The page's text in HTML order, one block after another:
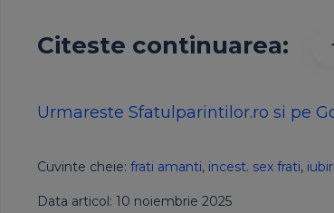
Citeste continuarea:
Urmareste Sfatulparintilor.ro si pe
Cuvinte cheie: frati amanti, incest. sex frati,
Data articol: 10 noiembrie 2025